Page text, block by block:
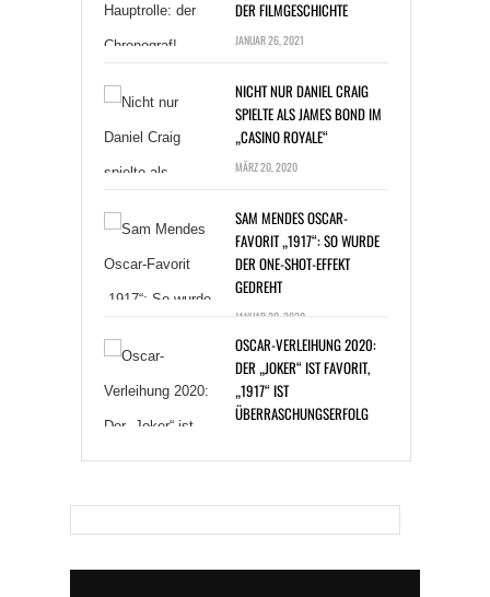
JANUAR 26, 2021
SPIELTE ALS JAMES BOND IM
„CASINO ROYALE“
MÄRZ 20, 2020
FAVORIT „1917“: SO WURDE
DER ONE-SHOT-EFFEKT
GEDREHT
JANUAR 20, 2020
OSCAR-VERLEIHUNG 2020:
DER „JOKER“ IST FAVORIT,
„1917“ IST
ÜBERRASCHUNGSERFOLG
JANUAR 14, 2020
EFRON BEI DREHARBEITEN